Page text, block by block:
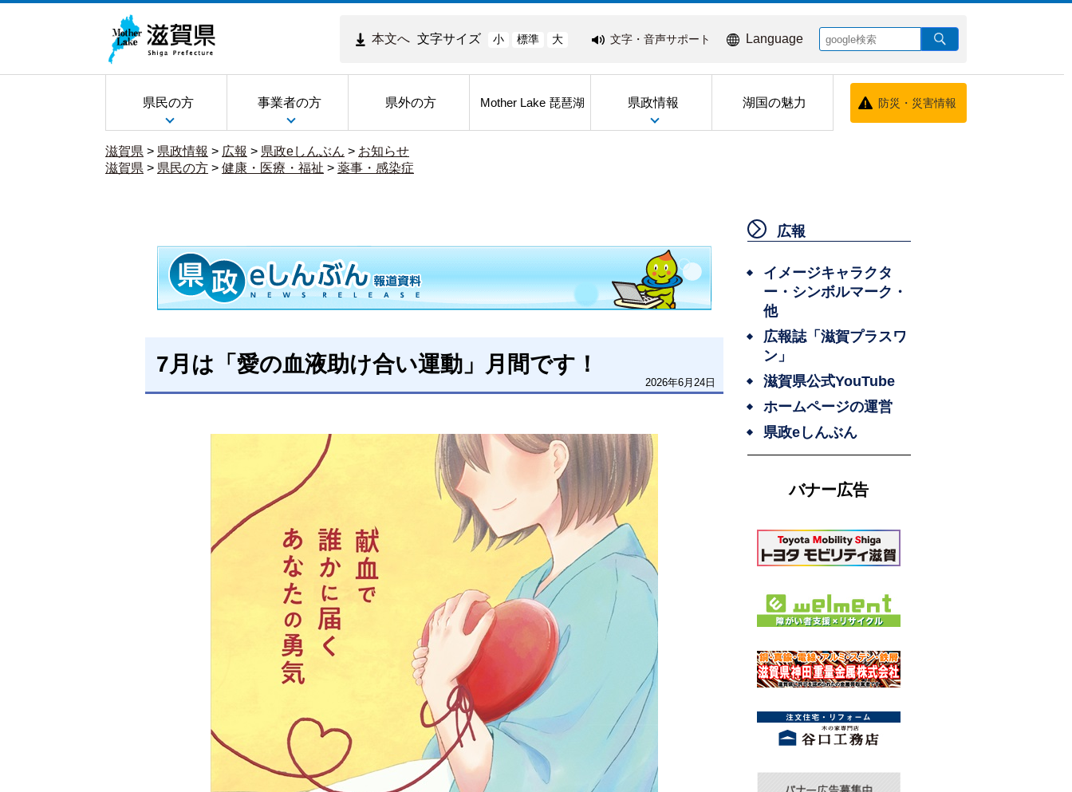
本文へ 文字サイズ 小 標準 大 文字・音声サポート Language
県民の方 事業者の方 県外の方 Mother Lake 琵琶湖 県政情報 湖国の魅力 防災・災害情報
滋賀県 > 県政情報 > 広報 > 県政eしんぶん > お知らせ
滋賀県 > 県民の方 > 健康・医療・福祉 > 薬事・感染症
7月は「愛の血液助け合い運動」月間です！
2026年6月24日
広報
イメージキャラクタ
ー・シンボルマーク・
他
広報誌「滋賀プラスワ
ン」
滋賀県公式YouTube
ホームページの運営
県政eしんぶん
バナー広告